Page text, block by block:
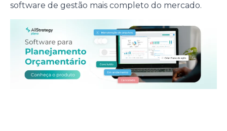
software de gestão mais completo do mercado.